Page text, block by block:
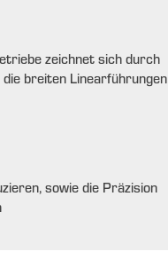
zeichnet sich durch
breiten Linearführungen
sowie die Präzision